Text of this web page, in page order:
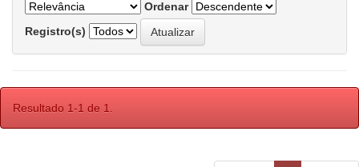
Ordenar
Registro(s)
Resultado 1-1 de 1.